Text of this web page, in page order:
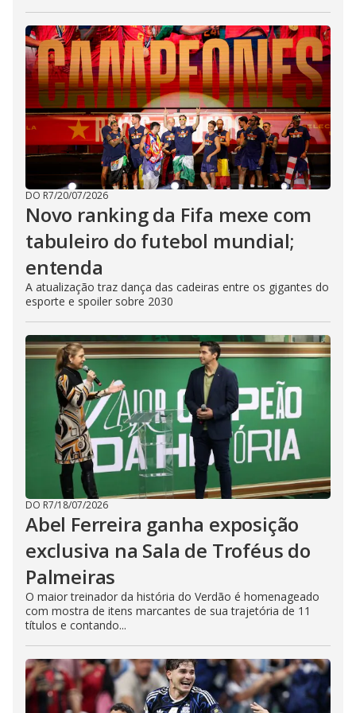
DO R7/20/07/2026
Novo ranking da Fifa mexe com
tabuleiro do futebol mundial;
entenda
A atualização traz dança das cadeiras entre os gigantes do
esporte e spoiler sobre 2030
DO R7/18/07/2026
Abel Ferreira ganha exposição
exclusiva na Sala de Troféus do
Palmeiras
O maior treinador da história do Verdão é homenageado
com mostra de itens marcantes de sua trajetória de 11
títulos e contando...